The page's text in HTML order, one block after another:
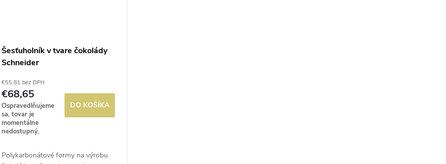
Šesťuholník v tvare čokolády
Schneider
€55,81 bez DPH
€68,65
Ospravedlňujeme
sa, tovar je
momentálne
nedostupný.
DO KOŠÍKA
Polykarbonátové formy na výrobu